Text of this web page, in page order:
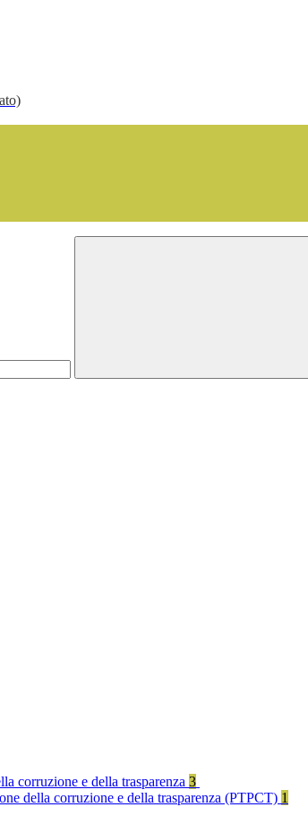
corruzione e della trasparenza 3
della corruzione e della trasparenza (PTPCT) 1